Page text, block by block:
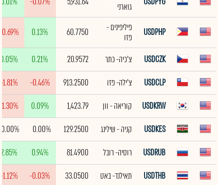
גוארני
USDPHP
פיליפינים -
פזו
60.7750
0.13%
USDCZK צ'כיה- כתר 20.9572
0.21%
0.05%
USDCLP
צ'ילה- פזו 913.2500
-0.46%
-1.81%
USDKRW
קוריאה - וון 1,423.79
0.09%
-1.30%
USDKES
קניה - שילינג 129.2500
0.00%
0.00%
USDRUB
רוסיה- רובל 81.4900
0.94%
2.85%
USDTHB
תאילנד- באט 33.0500
-0.03%
-1.12%